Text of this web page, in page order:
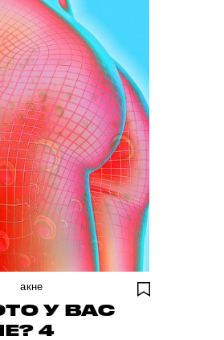
акне
У ВАС
4